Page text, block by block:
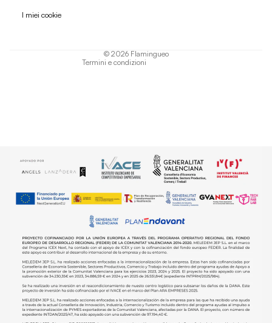
I miei cookie
© 2026 Flamingueo
Termini e condizioni